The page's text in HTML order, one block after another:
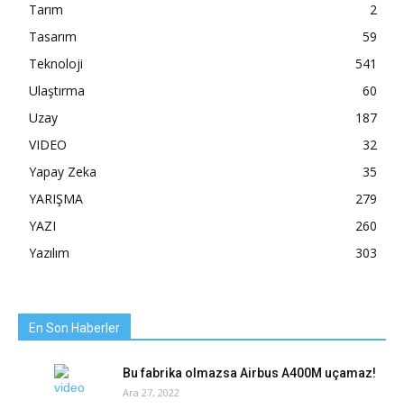
Tarım
2
Tasarım
59
Teknoloji
541
Ulaştırma
60
Uzay
187
VIDEO
32
Yapay Zeka
35
YARIŞMA
279
YAZI
260
Yazılım
303
En Son Haberler
Bu fabrika olmazsa Airbus A400M uçamaz!
Ara 27, 2022